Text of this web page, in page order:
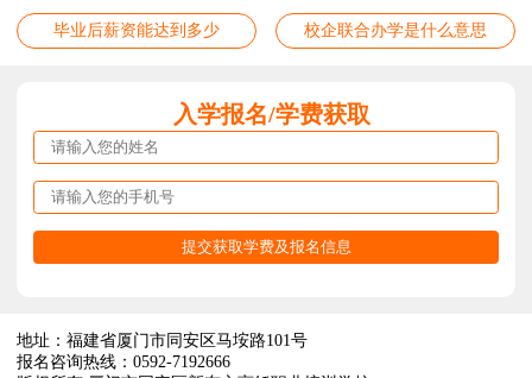
毕业后薪资能达到多少 校企联合办学是什么意思
入学报名/学费获取
地址：福建省厦门市同安区马垵路101号
报名咨询热线：0592-7192666